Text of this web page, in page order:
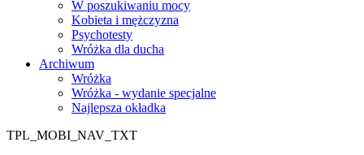
W poszukiwaniu mocy
Kobieta i mężczyzna
Psychotesty
Wróżka dla ducha
Archiwum
Wróżka
Wróżka - wydanie specjalne
Najlepsza okładka
TPL_MOBI_NAV_TXT